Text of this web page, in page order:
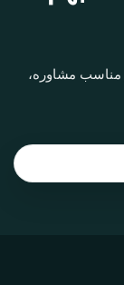
مناسب مشاوره،